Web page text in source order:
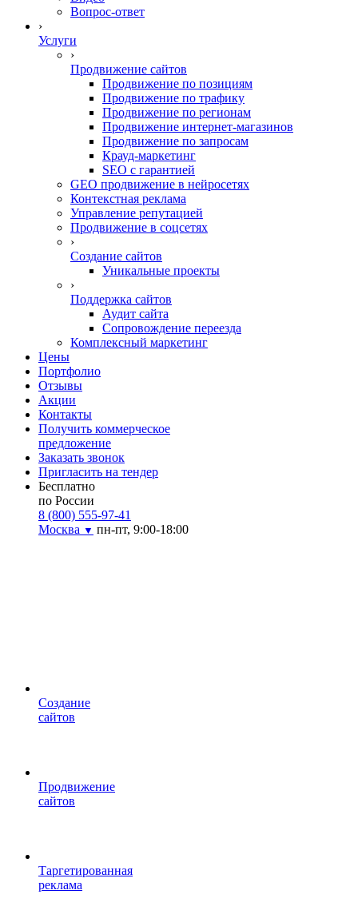
Вопрос-ответ
›
Услуги
›
Продвижение сайтов
Продвижение по позициям
Продвижение по трафику
Продвижение по регионам
Продвижение интернет-магазинов
Продвижение по запросам
Крауд-маркетинг
SEO с гарантией
GEO продвижение в нейросетях
Контекстная реклама
Управление репутацией
Продвижение в соцсетях
›
Создание сайтов
Уникальные проекты
›
Поддержка сайтов
Аудит сайта
Сопровождение переезда
Комплексный маркетинг
Цены
Портфолио
Отзывы
Акции
Контакты
Получить коммерческое
предложение
Заказать звонок
Пригласить на тендер
Бесплатно
по России
8 (800) 555-97-41
Москва ▼ пн-пт, 9:00-18:00
Cоздание
сайтов
Продвижение
сайтов
Таргетированная
реклама